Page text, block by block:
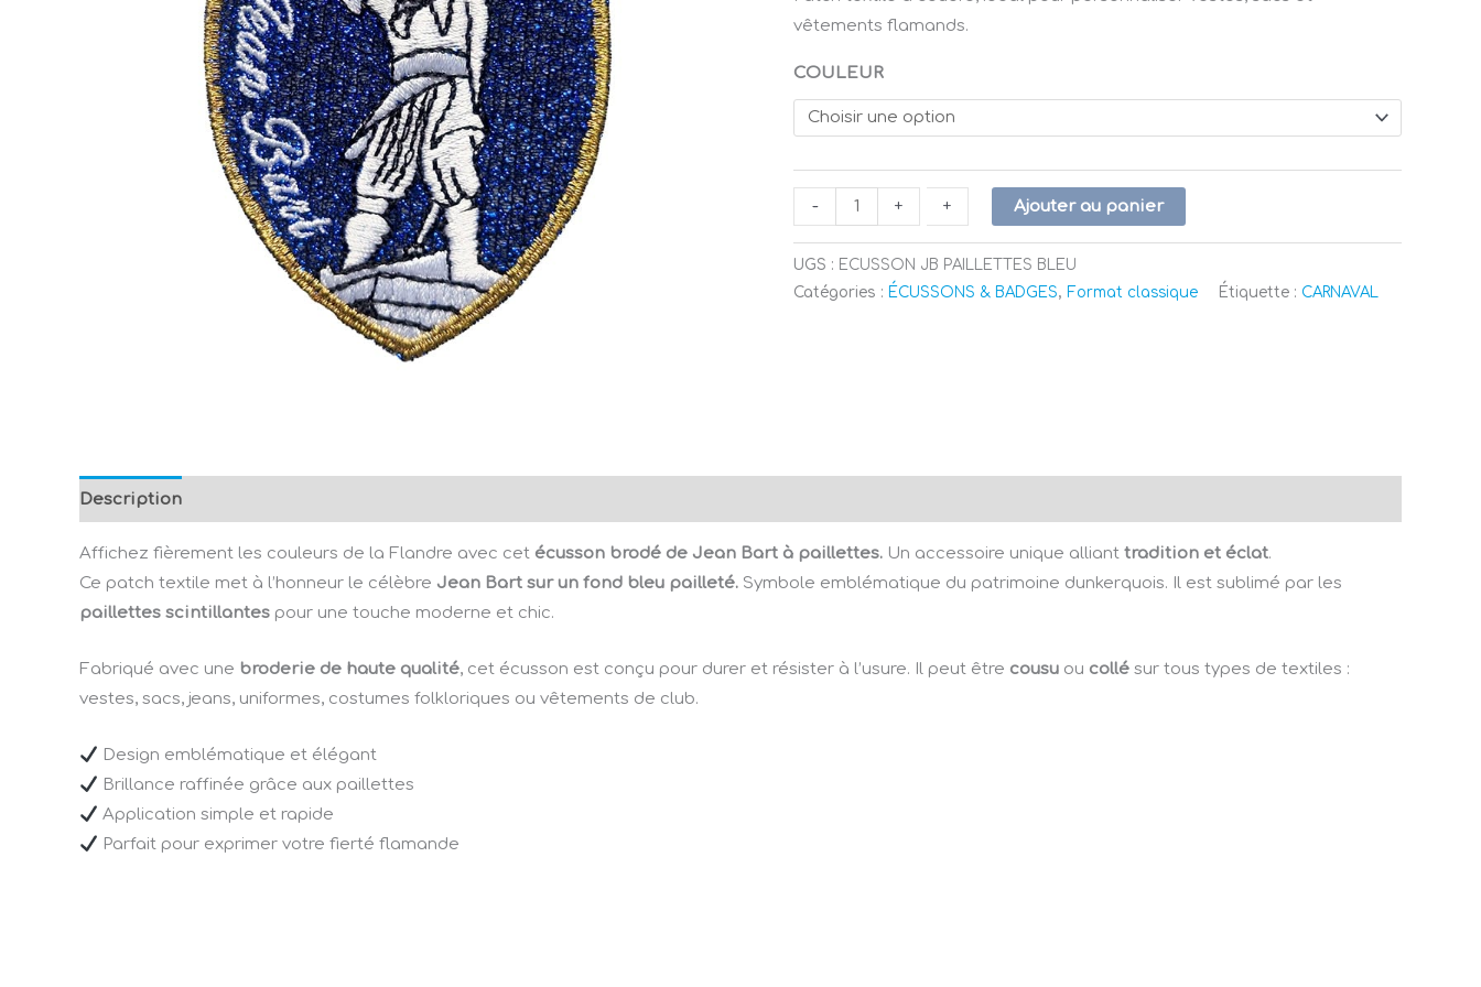
vêtements flamands.
COULEUR
-
-
-
Patch
+
+ Ajouter au panier
UGS : ECUSSON JB PAILLETTES BLEU
Catégories : ÉCUSSONS & BADGES, Format classique Étiquette : CARNAVAL
Description
Affichez fièrement les couleurs de la Flandre avec cet écusson brodé de Jean Bart à paillettes. Un accessoire unique alliant tradition et éclat.
Ce patch textile met à l’honneur le célèbre Jean Bart sur un fond bleu pailleté. Symbole emblématique du patrimoine dunkerquois. Il est sublimé par les
paillettes scintillantes pour une touche moderne et chic.
Fabriqué avec une broderie de haute qualité, cet écusson est conçu pour durer et résister à l’usure. Il peut être cousu ou collé sur tous types de textiles :
vestes, sacs, jeans, uniformes, costumes folkloriques ou vêtements de club.
Design emblématique et élégant
Brillance raffinée grâce aux paillettes
Application simple et rapide
Parfait pour exprimer votre fierté flamande